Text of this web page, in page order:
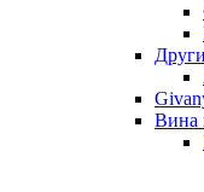
Вина